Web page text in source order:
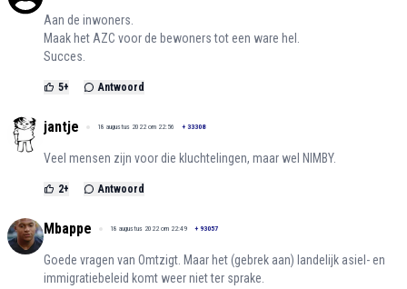
Aan de inwoners.
Maak het AZC voor de bewoners tot een ware hel.
Succes.
5+ Antwoord
jantje 18 augustus 2022 om 22:56 + 33308
Veel mensen zijn voor die kluchtelingen, maar wel NIMBY.
2+ Antwoord
Mbappe 18 augustus 2022 om 22:49 + 93057
Goede vragen van Omtzigt. Maar het (gebrek aan) landelijk asiel- en
immigratiebeleid komt weer niet ter sprake.